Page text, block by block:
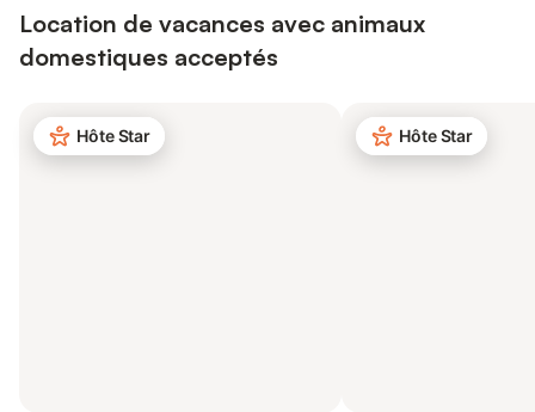
Location de vacances avec animaux
domestiques acceptés
Hôte Star Hôte Star